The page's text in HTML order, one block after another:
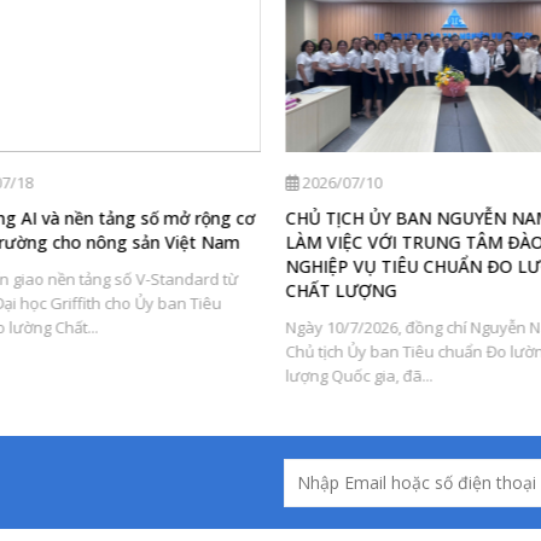
10
ỦY BAN NGUYỄN NAM HẢI
VỚI TRUNG TÂM ĐÀO TẠO
VỤ TIÊU CHUẨN ĐO LƯỜNG
LƯỢNG
7/2026, đồng chí Nguyễn Nam Hải,
2026/07/10
Trung tâm Đào tạo nghiệp vụ
32 năm bền bỉ lan tỏa tri
hành cùng quản lý nhà nước
nghiệp
Ngày 12/7/1994, Trung tâm Đào
vụ Tiêu chuẩn Đo lường Chất
được thành lập trong bối...